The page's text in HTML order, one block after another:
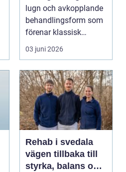
lugn och avkopplande
behandlingsform som
förenar klassisk
massage med
energibas...
03 juni 2026
Rehab i svedala
vägen tillbaka till
styrka, balans och